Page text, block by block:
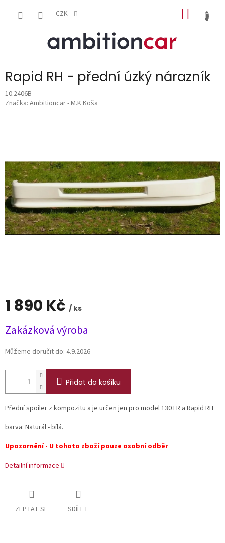
CZK
KOŠÍK
Rapid RH - přední úzký nárazník
10.2406B
Značka: Ambitioncar - M.K Koša
1 890 Kč / ks
cena:
Zakázková výroba
Můžeme doručit do: 4.9.2026
Přidat do košíku
Přední spoiler z kompozitu a je určen jen pro model 130 LR a Rapid RH
barva: Naturál - bílá.
Upozornění - U tohoto zboží pouze osobní odběr
Detailní informace
ZEPTAT SE SDÍLET